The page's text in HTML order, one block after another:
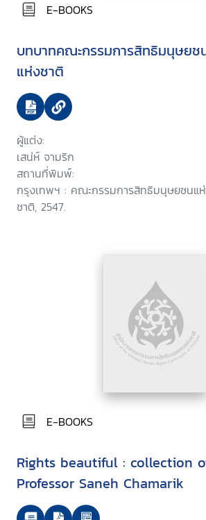
E-BOOKS
บทบาทคณะกรรมการสิทธิมนุษยช
แห่งชาติ
ผู้แต่ง:
เสน่ห์ จามริก
สถานที่พิมพ์:
กรุงเทพฯ : คณะกรรมการสิทธิมนุษยชนแ
ชาติ, 2547.
E-BOOKS
Rights beautiful : collection
Professor Saneh Chamarik